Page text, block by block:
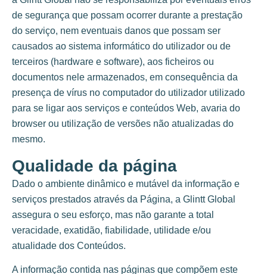
de segurança que possam ocorrer durante a prestação
do serviço, nem eventuais danos que possam ser
causados ​​ao sistema informático do utilizador ou de
terceiros (hardware e software), aos ficheiros ou
documentos nele armazenados, em consequência da
presença de vírus no computador do utilizador utilizado
para se ligar aos serviços e conteúdos Web, avaria do
browser ou utilização de versões não atualizadas do
mesmo.
Qualidade da página
Dado o ambiente dinâmico e mutável da informação e
serviços prestados através da Página, a Glintt Global
assegura o seu esforço, mas não garante a total
veracidade, exatidão, fiabilidade, utilidade e/ou
atualidade dos Conteúdos.
A informação contida nas páginas que compõem este